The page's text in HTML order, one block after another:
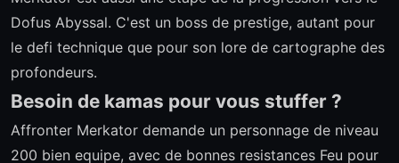
Dofus Abyssal. C'est un boss de prestige, autant pour
le defi technique que pour son lore de cartographe des
profondeurs.
Besoin de kamas pour vous stuffer ?
Affronter Merkator demande un personnage de niveau
200 bien equipe, avec de bonnes resistances Feu pour